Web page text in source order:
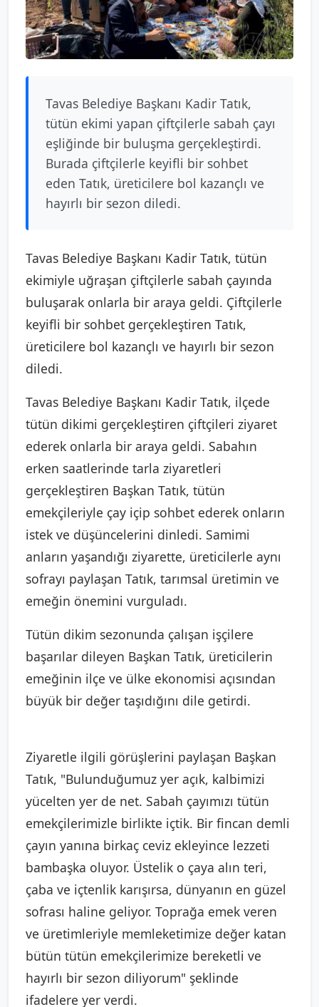
Tavas Belediye Başkanı Kadir Tatık,
tütün ekimi yapan çiftçilerle sabah çayı
eşliğinde bir buluşma gerçekleştirdi.
Burada çiftçilerle keyifli bir sohbet
eden Tatık, üreticilere bol kazançlı ve
hayırlı bir sezon diledi.
Tavas Belediye Başkanı Kadir Tatık, tütün
ekimiyle uğraşan çiftçilerle sabah çayında
buluşarak onlarla bir araya geldi. Çiftçilerle
keyifli bir sohbet gerçekleştiren Tatık,
üreticilere bol kazançlı ve hayırlı bir sezon
diledi.
Tavas Belediye Başkanı Kadir Tatık, ilçede
tütün dikimi gerçekleştiren çiftçileri ziyaret
ederek onlarla bir araya geldi. Sabahın
erken saatlerinde tarla ziyaretleri
gerçekleştiren Başkan Tatık, tütün
emekçileriyle çay içip sohbet ederek onların
istek ve düşüncelerini dinledi. Samimi
anların yaşandığı ziyarette, üreticilerle aynı
sofrayı paylaşan Tatık, tarımsal üretimin ve
emeğin önemini vurguladı.
Tütün dikim sezonunda çalışan işçilere
başarılar dileyen Başkan Tatık, üreticilerin
emeğinin ilçe ve ülke ekonomisi açısından
büyük bir değer taşıdığını dile getirdi.
Ziyaretle ilgili görüşlerini paylaşan Başkan
Tatık, "Bulunduğumuz yer açık, kalbimizi
yücelten yer de net. Sabah çayımızı tütün
emekçilerimizle birlikte içtik. Bir fincan demli
çayın yanına birkaç ceviz ekleyince lezzeti
bambaşka oluyor. Üstelik o çaya alın teri,
çaba ve içtenlik karışırsa, dünyanın en güzel
sofrası haline geliyor. Toprağa emek veren
ve üretimleriyle memleketimize değer katan
bütün tütün emekçilerimize bereketli ve
hayırlı bir sezon diliyorum" şeklinde
ifadelere yer verdi.